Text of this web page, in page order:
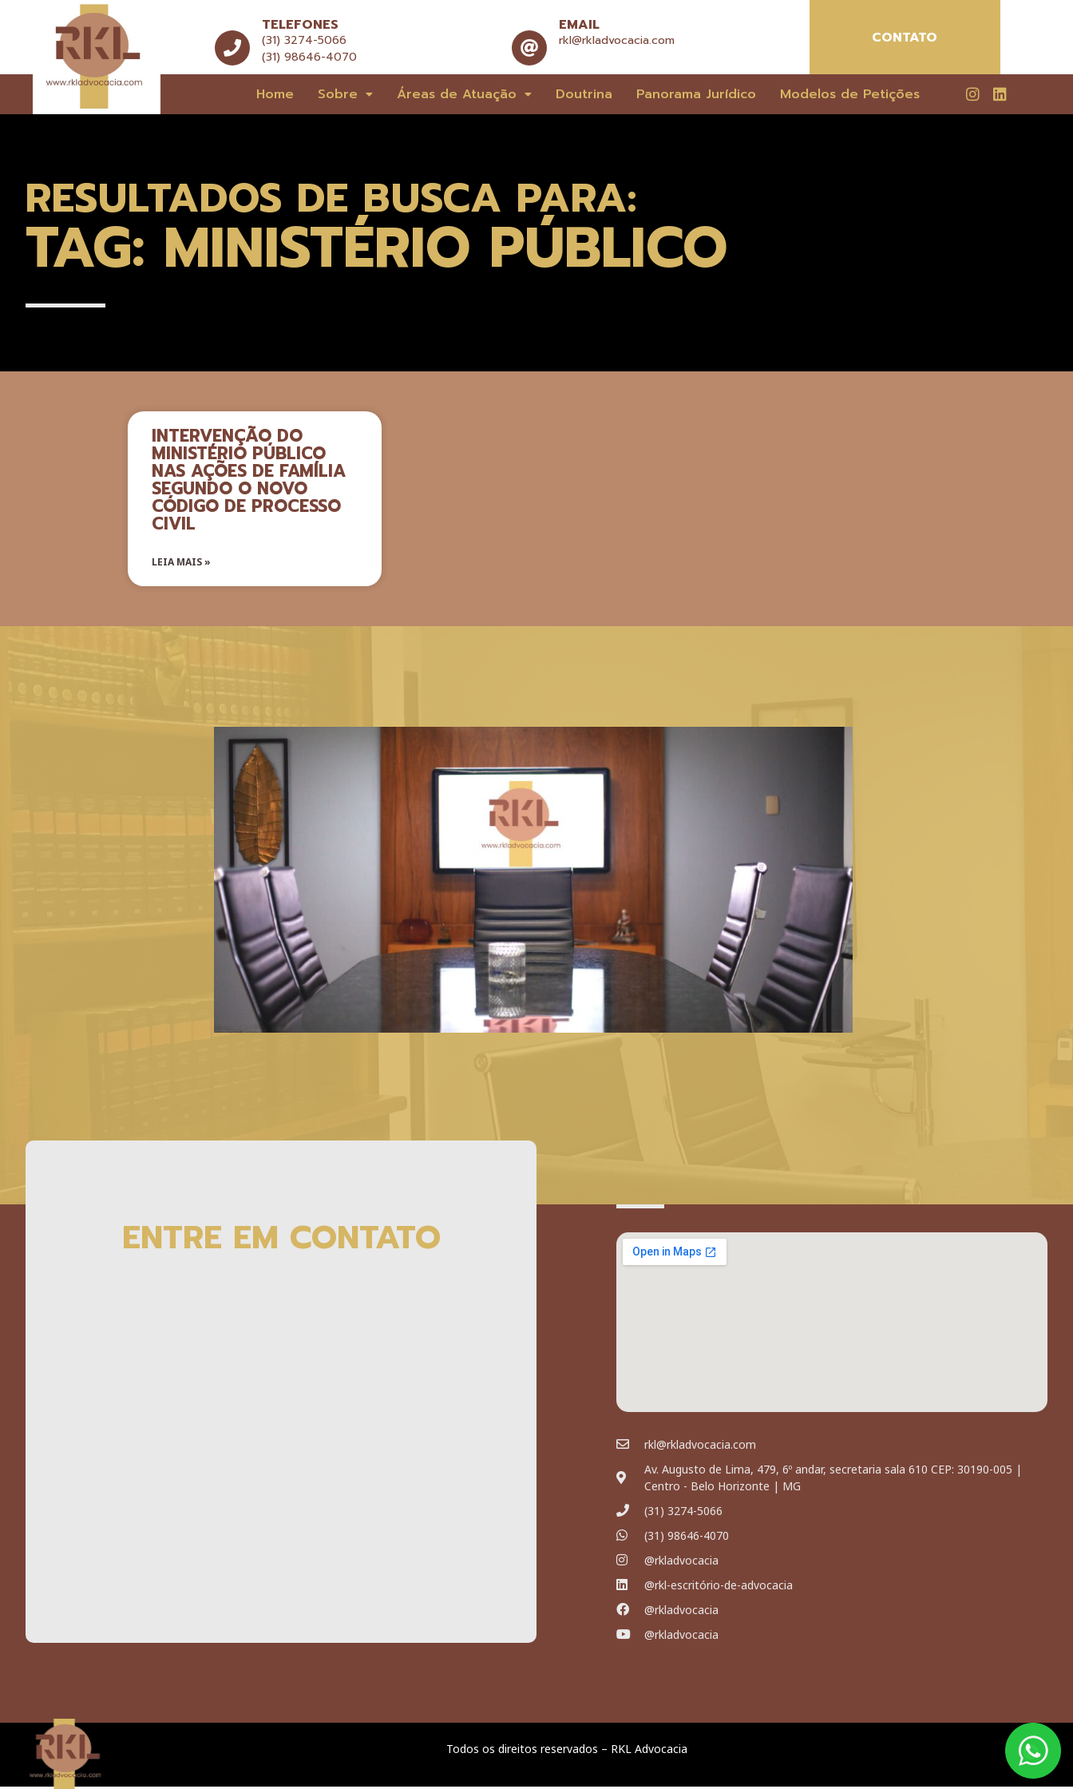
TELEFONES
(31) 3274-5066
(31) 98646-4070
EMAIL
rkl@rkladvocacia.com CONTATO
Home Sobre Áreas de Atuação Doutrina Panorama Jurídico Modelos de Petições
RESULTADOS DE BUSCA PARA:
TAG: MINISTÉRIO PÚBLICO
INTERVENÇÃO DO
MINISTÉRIO PÚBLICO
NAS AÇÕES DE FAMÍLIA
SEGUNDO O NOVO
CÓDIGO DE PROCESSO
CIVIL
LEIA MAIS »
ENTRE EM CONTATO
rkl@rkladvocacia.com
Av. Augusto de Lima, 479, 6º andar, secretaria sala 610 CEP: 30190-005 |
Centro - Belo Horizonte | MG
(31) 3274-5066
(31) 98646-4070
@rkladvocacia
@rkl-escritório-de-advocacia
@rkladvocacia
@rkladvocacia
Todos os direitos reservados – RKL Advocacia